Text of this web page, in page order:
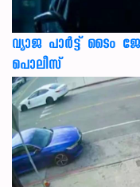
വ്യാജ പാർട്ട് ടൈം
പൊലീസ്